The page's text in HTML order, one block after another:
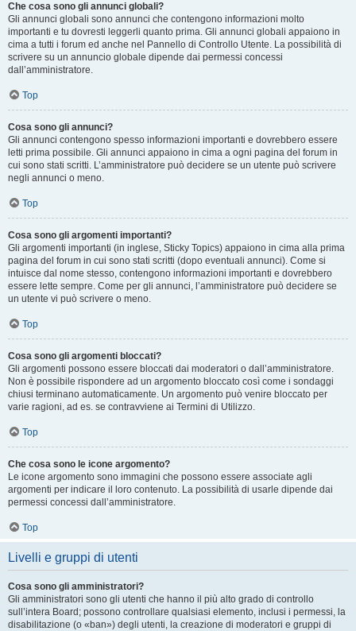
Che cosa sono gli annunci globali?
Gli annunci globali sono annunci che contengono informazioni molto
importanti e tu dovresti leggerli quanto prima. Gli annunci globali appaiono in
cima a tutti i forum ed anche nel Pannello di Controllo Utente. La possibilità di
scrivere su un annuncio globale dipende dai permessi concessi
dall’amministratore.
Top
Cosa sono gli annunci?
Gli annunci contengono spesso informazioni importanti e dovrebbero essere
letti prima possibile. Gli annunci appaiono in cima a ogni pagina del forum in
cui sono stati scritti. L’amministratore può decidere se un utente può scrivere
negli annunci o meno.
Top
Cosa sono gli argomenti importanti?
Gli argomenti importanti (in inglese, Sticky Topics) appaiono in cima alla prima
pagina del forum in cui sono stati scritti (dopo eventuali annunci). Come si
intuisce dal nome stesso, contengono informazioni importanti e dovrebbero
essere lette sempre. Come per gli annunci, l’amministratore può decidere se
un utente vi può scrivere o meno.
Top
Cosa sono gli argomenti bloccati?
Gli argomenti possono essere bloccati dai moderatori o dall’amministratore.
Non è possibile rispondere ad un argomento bloccato così come i sondaggi
chiusi terminano automaticamente. Un argomento può venire bloccato per
varie ragioni, ad es. se contravviene ai Termini di Utilizzo.
Top
Che cosa sono le icone argomento?
Le icone argomento sono immagini che possono essere associate agli
argomenti per indicare il loro contenuto. La possibilità di usarle dipende dai
permessi concessi dall’amministratore.
Top
Livelli e gruppi di utenti
Cosa sono gli amministratori?
Gli amministratori sono gli utenti che hanno il più alto grado di controllo
sull’intera Board; possono controllare qualsiasi elemento, inclusi i permessi, la
disabilitazione (o «ban») degli utenti, la creazione di moderatori e gruppi di